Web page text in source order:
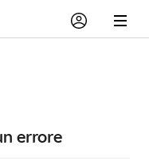
errore